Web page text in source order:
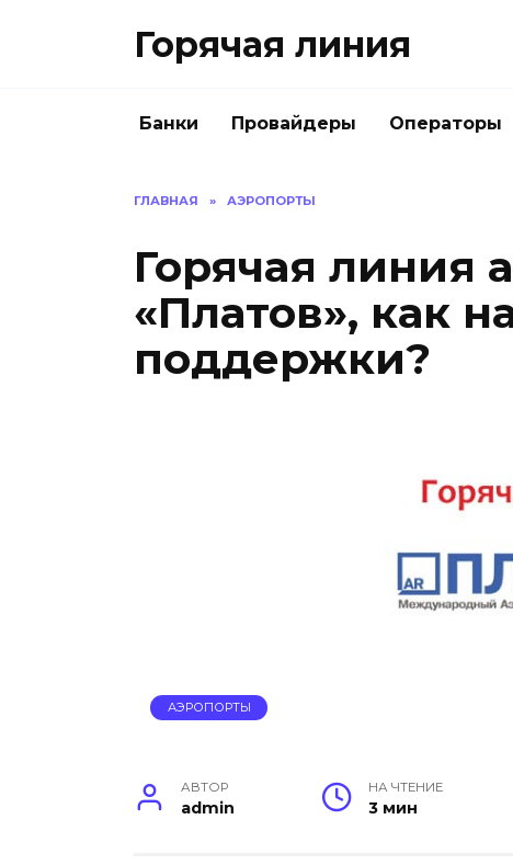
Горячая линия
Банки Провайдеры Операторы
ГЛАВНАЯ » АЭРОПОРТЫ
Горячая линия
«Платов», как
поддержки?
АЭРОПОРТЫ
АВТОР
admin
НА ЧТЕНИЕ
3 мин